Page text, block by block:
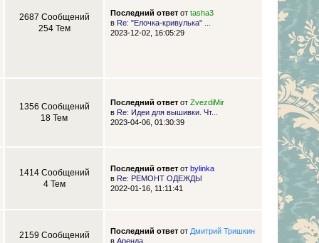
2687 Сообщений
254 Тем
Последний ответот tasha3
в Re: "Елочка-кривулька" ...
2023-12-02, 16:05:29
1356 Сообщений
18 Тем
Последний ответот ZvezdiMir
в Re: Идеи для вышивки. Чт...
2023-04-06, 01:30:39
1414 Сообщений
4 Тем
Последний ответот bylinka
в Re: РЕМОНТ ОДЕЖДЫ
2022-01-16, 11:11:41
2159 Сообщений
Последний ответот Дмитрий Тришкин
в Аренда